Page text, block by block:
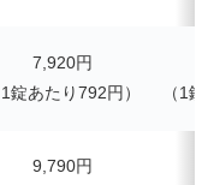
7,920円
1錠あたり792円）
（1錠
9,790円